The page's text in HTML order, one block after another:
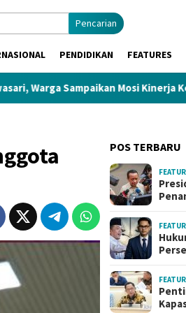
Pencarian
PENDIDIKAN FEATURES
Mosi Kinerja Ketua RT 05
POS TERBARU